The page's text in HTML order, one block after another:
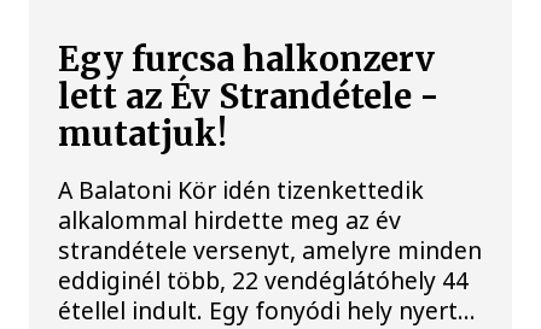
Egy furcsa halkonzerv
lett az Év Strandétele -
mutatjuk!
A Balatoni Kör idén tizenkettedik
alkalommal hirdette meg az év
strandétele versenyt, amelyre minden
eddiginél több, 22 vendéglátóhely 44
étellel indult. Egy fonyódi hely nyert...